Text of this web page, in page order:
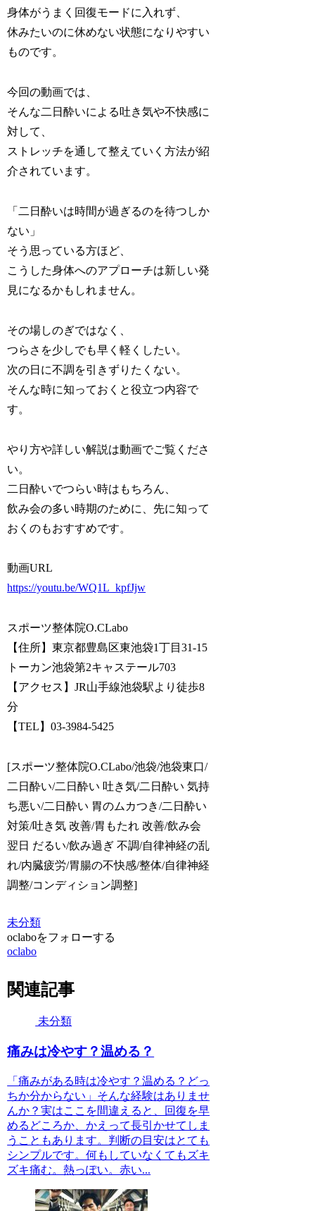
身体がうまく回復モードに入れず、
休みたいのに休めない状態になりやすい
ものです。
今回の動画では、
そんな二日酔いによる吐き気や不快感に
対して、
ストレッチを通して整えていく方法が紹
介されています。
「二日酔いは時間が過ぎるのを待つしか
ない」
そう思っている方ほど、
こうした身体へのアプローチは新しい発
見になるかもしれません。
その場しのぎではなく、
つらさを少しでも早く軽くしたい。
次の日に不調を引きずりたくない。
そんな時に知っておくと役立つ内容で
す。
やり方や詳しい解説は動画でご覧くださ
い。
二日酔いでつらい時はもちろん、
飲み会の多い時期のために、先に知って
おくのもおすすめです。
動画URL
https://youtu.be/WQ1L_kpfJjw
スポーツ整体院O.CLabo
【住所】東京都豊島区東池袋1丁目31-15
トーカン池袋第2キャステール703
【アクセス】JR山手線池袋駅より徒歩8
分
【TEL】03-3984-5425
[スポーツ整体院O.CLabo/池袋/池袋東口/
二日酔い/二日酔い 吐き気/二日酔い 気持
ち悪い/二日酔い 胃のムカつき/二日酔い
対策/吐き気 改善/胃もたれ 改善/飲み会
翌日 だるい/飲み過ぎ 不調/自律神経の乱
れ/内臓疲労/胃腸の不快感/整体/自律神経
調整/コンディション調整]
未分類
oclaboをフォローする
oclabo
関連記事
未分類
痛みは冷やす？温める？
「痛みがある時は冷やす？温める？どっ
ちか分からない」そんな経験はありませ
んか？実はここを間違えると、回復を早
めるどころか、かえって長引かせてしま
うこともあります。判断の目安はとても
シンプルです。何もしていなくてもズキ
ズキ痛む。熱っぽい。赤い...